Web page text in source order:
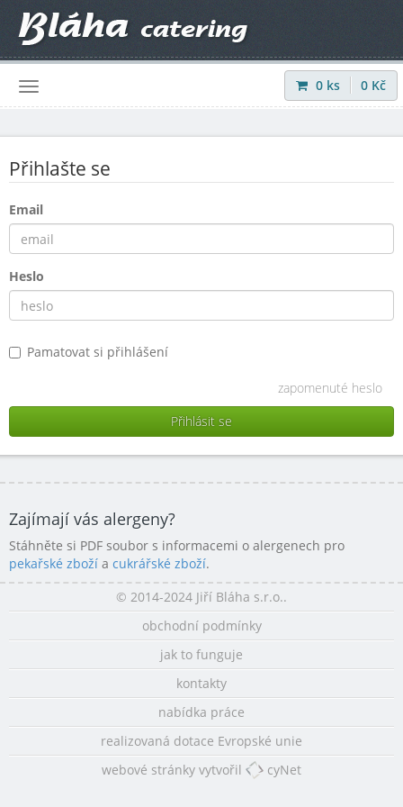
Přihlásit |Registrovat
0 ks 0 Kč
Přihlašte se
Email
Heslo
Pamatovat si přihlášení
zapomenuté heslo
Zajímají vás alergeny?
Stáhněte si PDF soubor s informacemi o alergenech pro
pekařské zboží a cukrářské zboží.
© 2014-2024 Jiří Bláha s.r.o..
obchodní podmínky
jak to funguje
kontakty
nabídka práce
realizovaná dotace Evropské unie
webové stránky vytvořil
cyNet